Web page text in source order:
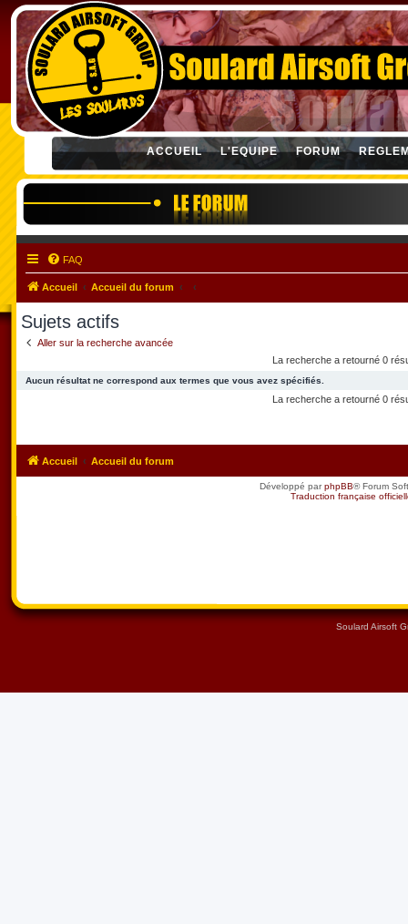
ACCUEIL L'EQUIPE FORUM
FAQ
Accueil Accueil du forum
Sujets actifs
Aller sur la recherche avancée
La recherche a retourné 0
Aucun résultat ne correspond aux termes que vous avez spécifiés.
La recherche a retourné 0
Accueil Accueil du forum
Développé parphpBB® Forum
Traduction française
Soulard Airsoft